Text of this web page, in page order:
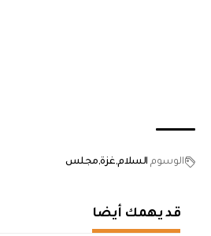
الوسوم السلام غزة مجلس
قد يهمك أيضا